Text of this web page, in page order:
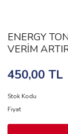
ENERGY
VERİM
450,00 TL
Stok Kodu
Fiyat